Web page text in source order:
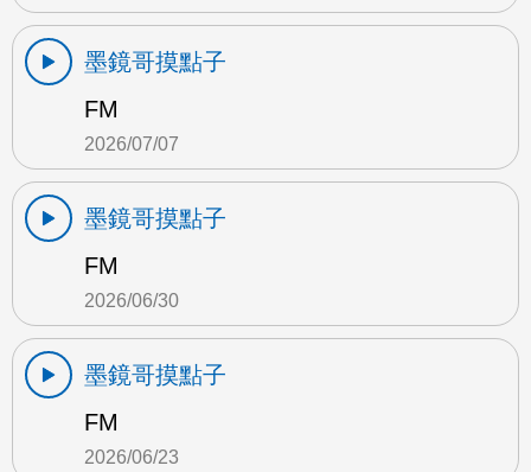
墨鏡哥摸點子
FM
2026/07/07
墨鏡哥摸點子
FM
2026/06/30
墨鏡哥摸點子
FM
2026/06/23